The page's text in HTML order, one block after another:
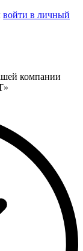
войти в личный
компании